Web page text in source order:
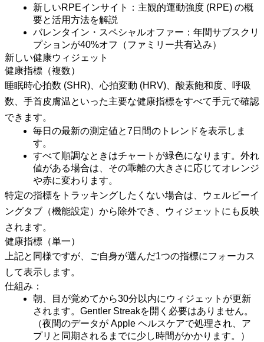
新しいRPEインサイト：主観的運動強度 (RPE) の概
要と活用方法を解説
バレンタイン・スペシャルオファー：年間サブスクリ
プションが40%オフ（ファミリー共有込み）
新しい健康ウィジェット
健康指標（複数）
睡眠時心拍数 (SHR)、心拍変動 (HRV)、酸素飽和度、呼吸
数、手首皮膚温といった主要な健康指標をすべて手元で確認
できます。
毎日の最新の測定値と7日間のトレンドを表示しま
す。
すべて順調なときはチャートが緑色になります。外れ
値がある場合は、その乖離の大きさに応じてオレンジ
や赤に変わります。
特定の指標をトラッキングしたくない場合は、ウェルビーイ
ングタブ（機能設定）から除外でき、ウィジェットにも反映
されます。
健康指標（単一）
上記と同様ですが、ご自身が選んだ1つの指標にフォーカス
して表示します。
仕組み：
朝、目が覚めてから30分以内にウィジェットが更新
されます。Gentler Streakを開く必要はありません。
（夜間のデータが Apple ヘルスケアで処理され、ア
プリと同期されるまでに少し時間がかかります。）